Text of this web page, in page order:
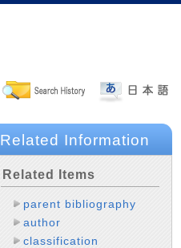
Related Information
Related Items
parent bibliography
author
classification